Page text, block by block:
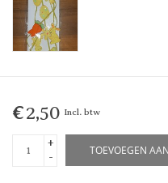
€2,50 Incl. btw
+
-
TOEVOEGEN